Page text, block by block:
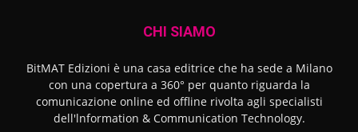
CHI SIAMO
BitMAT Edizioni è una casa editrice che ha sede a Milano
con una copertura a 360° per quanto riguarda la
comunicazione online ed offline rivolta agli specialisti
dell'lnformation & Communication Technology.